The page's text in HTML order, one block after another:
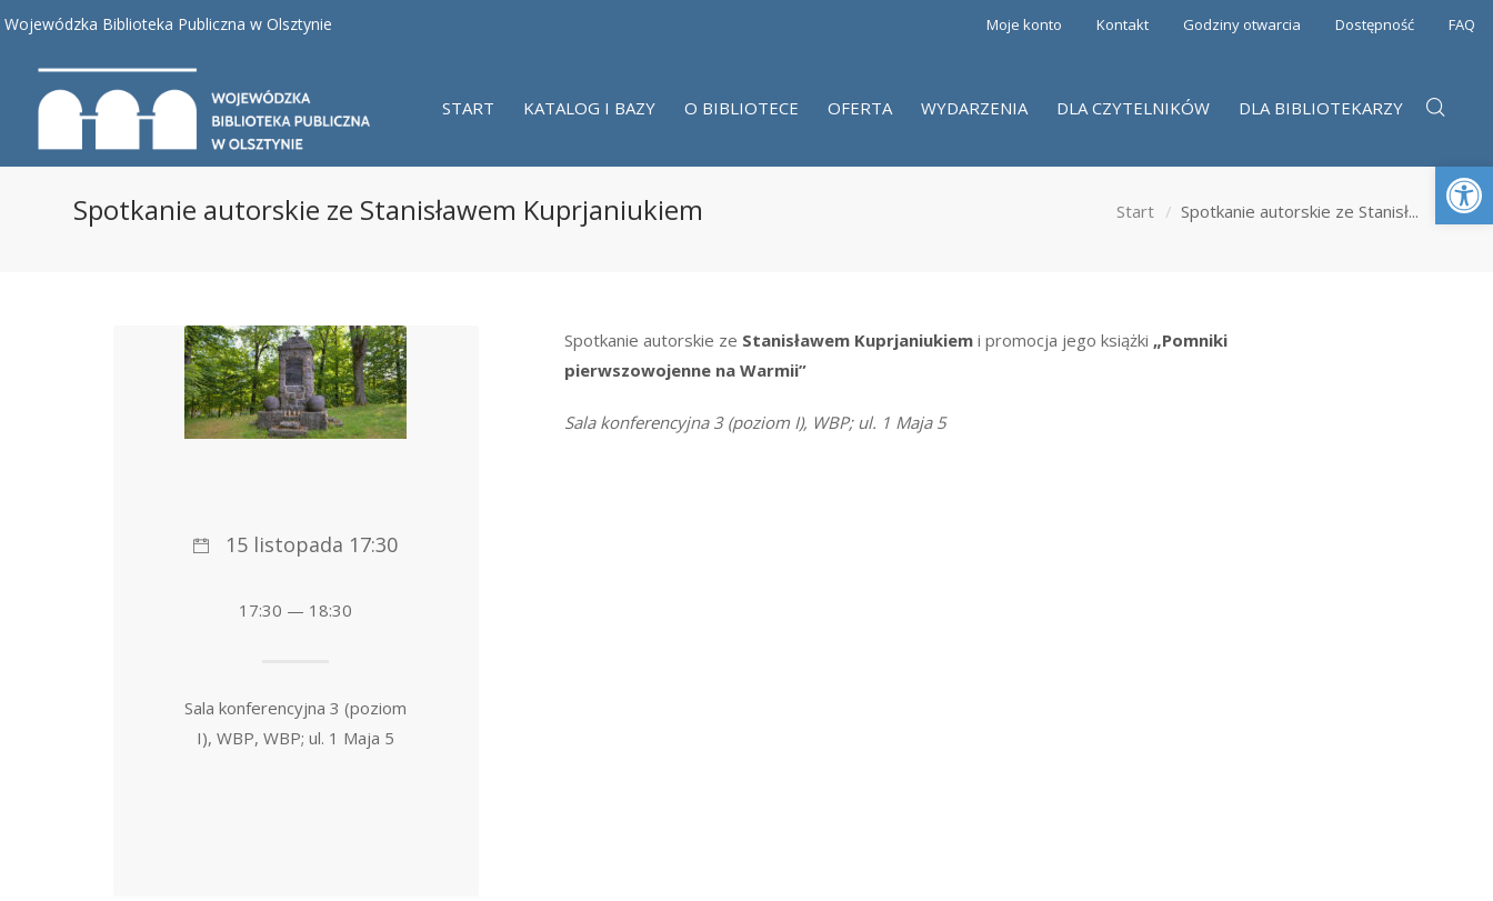
Wojewódzka Biblioteka Publiczna w Olsztynie Moje konto Kontakt Godziny otwarcia Dostępność FAQ
START KATALOG I BAZY O BIBLIOTECE OFERTA WYDARZENIA DLA CZYTELNIKÓW DLA BIBLIOTEKARZY
Spotkanie autorskie ze Stanisławem Kuprjaniukiem Start Spotkanie autorskie ze Stanisł...
Spotkanie autorskie ze Stanisławem Kuprjaniukiem i promocja jego książki „Pomniki
pierwszowojenne na Warmii”
Sala konferencyjna 3 (poziom I), WBP; ul. 1 Maja 5
15 listopada 17:30
17:30 — 18:30
Sala konferencyjna 3 (poziom
I), WBP, WBP; ul. 1 Maja 5